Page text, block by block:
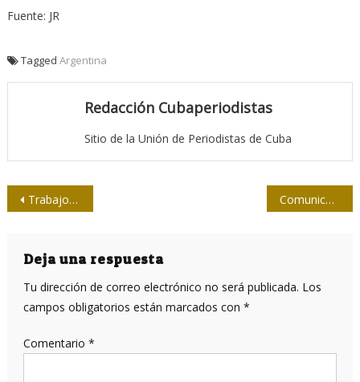
Fuente: JR
Tagged Argentina
Redacción Cubaperiodistas
Sitio de la Unión de Periodistas de Cuba
Navegación
entradas
Trabajo terminado Comunicación e información para el desarrollo local
Deja una respuesta
Tu dirección de correo electrónico no será publicada. Los
campos obligatorios están marcados con *
Comentario *